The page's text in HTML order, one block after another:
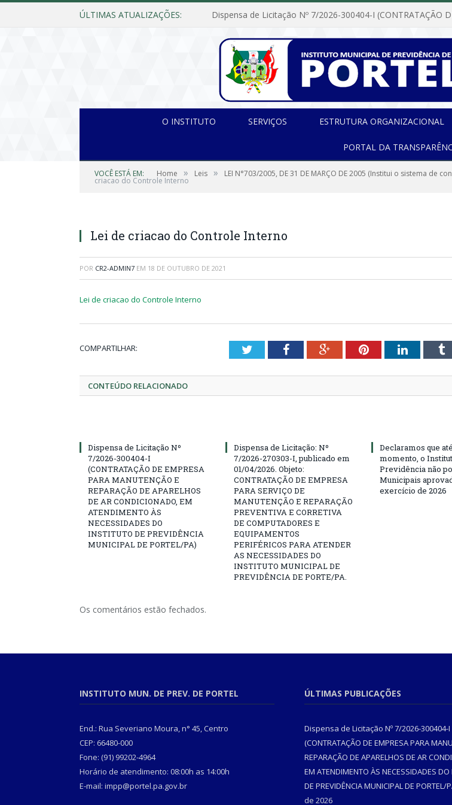
ÚLTIMAS ATUALIZAÇÕES:
O INSTITUTO SERVIÇOS ESTRUTURA ORGANIZACIONAL
PORTAL DA
VOCÊ ESTÁ EM: Home » Leis » LEI N°703/2005, DE 31 DE MARÇO DE 2005 (Institui o sistema
criacao do Controle Interno
Lei de criacao do Controle Interno
POR CR2-ADMIN7 EM 18 DE OUTUBRO DE 2021
Lei de criacao do Controle Interno
COMPARTILHAR: TwitterFacebookGoogle+PinterestLinkedIn
CONTEÚDO RELACIONADO
Dispensa de Licitação Nº
7/2026-300404-I
(CONTRATAÇÃO DE EMPRESA
PARA MANUTENÇÃO E
REPARAÇÃO DE APARELHOS
DE AR CONDICIONADO, EM
ATENDIMENTO ÀS
NECESSIDADES DO
INSTITUTO DE PREVIDÊNCIA
MUNICIPAL DE PORTEL/PA)
Dispensa de Licitação: Nº
7/2026-270303-I, publicado em
01/04/2026. Objeto:
CONTRATAÇÃO DE EMPRESA
PARA SERVIÇO DE
MANUTENÇÃO E REPARAÇÃO
PREVENTIVA E CORRETIVA
DE COMPUTADORES E
EQUIPAMENTOS
PERIFÉRICOS PARA ATENDER
AS NECESSIDADES DO
INSTITUTO MUNICIPAL DE
PREVIDÊNCIA DE PORTE/PA.
Declaramos que
momento, o
Previdência não
Municipais
exercício de 2026
Os comentários estão fechados.
INSTITUTO MUN. DE PREV. DE PORTEL
End.: Rua Severiano Moura, n° 45, Centro
CEP: 66480-000
Fone: (91) 99202-4964
Horário de atendimento: 08:00h as 14:00h
E-mail: impp@portel.pa.gov.br
ÚLTIMAS PUBLICAÇÕES
Dispensa de Licitação Nº 7/2026-300404-I
(CONTRATAÇÃO DE EMPRESA PARA
REPARAÇÃO DE APARELHOS DE AR
EM ATENDIMENTO ÀS NECESSIDADES DO
DE PREVIDÊNCIA MUNICIPAL DE PORTEL/
de 2026